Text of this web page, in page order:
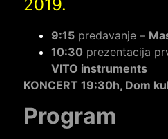
2019.
9:15 predavanje –
10:30 prezentacija
VITO instruments
KONCERT 19:30h, Dom
Program